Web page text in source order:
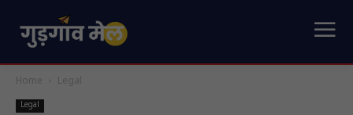
Home Legal
Legal